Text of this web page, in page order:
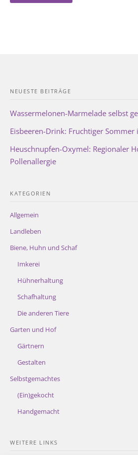
NEUESTE BEITRÄGE
Wassermelonen-Marmelade selbst
Eisbeeren-Drink: Fruchtiger Sommer
Heuschnupfen-Oxymel: Regionaler
Pollenallergie
KATEGORIEN
Allgemein
Landleben
Biene, Huhn und Schaf
Imkerei
Hühnerhaltung
Schafhaltung
Die anderen Tiere
Garten und Hof
Gärtnern
Gestalten
Selbstgemachtes
(Ein)gekocht
Handgemacht
WEITERE LINKS